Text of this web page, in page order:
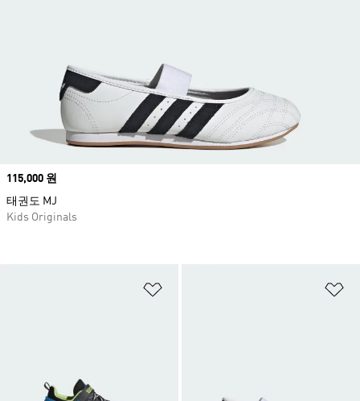
Price
115,000 원
태권도 MJ
Kids Originals